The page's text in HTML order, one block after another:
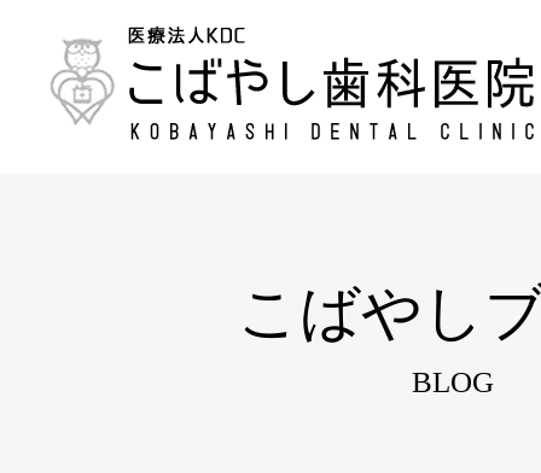
こばやし
BLOG